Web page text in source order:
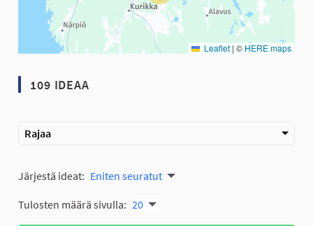
Leaflet | © HERE maps
109 IDEAA
Rajaa
Järjestä ideat: Eniten seuratut
Tulosten määrä sivulla: 20